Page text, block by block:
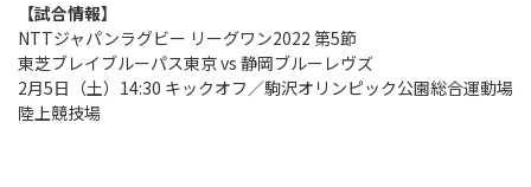
会場紹介
クラブからのお願い
選手
スタッフ
クラブ情報
クラブ情報
アカデミー
【試合情報】
NTTジャパンラグビー リーグワン2022 第5節
東芝ブレイブルーパス東京 vs 静岡ブルーレヴズ
2月5日（土）14:30 キックオフ／駒沢オリンピック公園総合運動場
陸上競技場